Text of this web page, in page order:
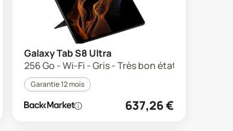
Galaxy Tab S8 Ultra
256 Go - Wi-Fi - Gris - Très bon état
Garantie 12 mois
637,26€